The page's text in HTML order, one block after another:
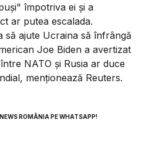
împotriva ei şi a
ar putea escalada.
să ajute Ucraina să înfrângă
Joe Biden a avertizat
NATO şi Rusia ar duce
menţionează Reuters.
ROMÂNIA PE WHATSAPP!